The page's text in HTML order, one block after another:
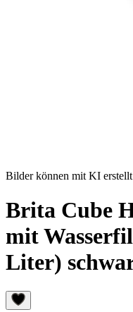
Bilder können mit KI
Brita Cube
mit
Liter)